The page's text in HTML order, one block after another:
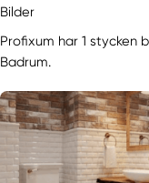
Bilder
Profixum har 1 stycken
Badrum.